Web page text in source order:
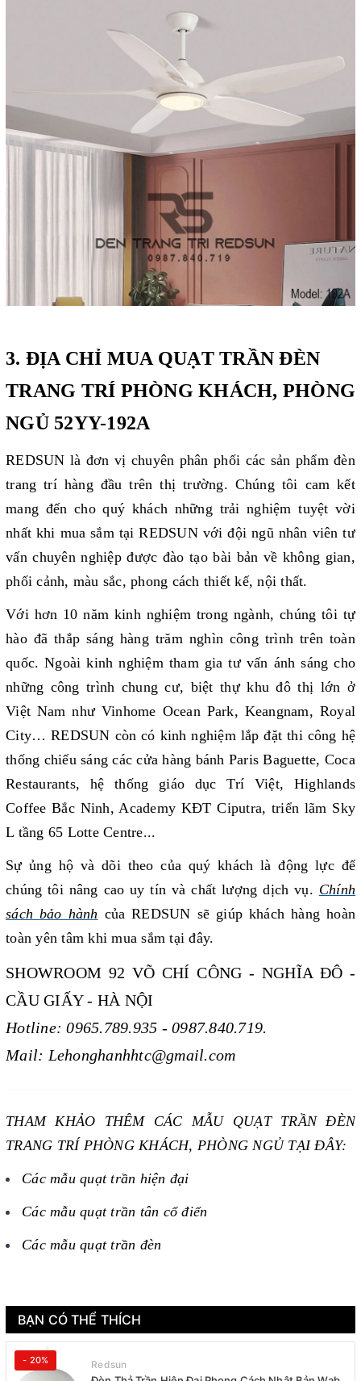
3. ĐỊA CHỈ MUA QUẠT TRẦN ĐÈN
TRANG TRÍ PHÒNG KHÁCH, PHÒNG
NGỦ 52YY-192A
REDSUN là đơn vị chuyên phân phối các sản phẩm đèn
trang trí hàng đầu trên thị trường. Chúng tôi cam kết
mang đến cho quý khách những trải nghiệm tuyệt vời
nhất khi mua sắm tại REDSUN với đội ngũ nhân viên tư
vấn chuyên nghiệp được đào tạo bài bản về không gian,
phối cảnh, màu sắc, phong cách thiết kế, nội thất.
Với hơn 10 năm kinh nghiệm trong ngành, chúng tôi tự
hào đã thắp sáng hàng trăm nghìn công trình trên toàn
quốc. Ngoài kinh nghiệm tham gia tư vấn ánh sáng cho
những công trình chung cư, biệt thự khu đô thị lớn ở
Việt Nam như Vinhome Ocean Park, Keangnam, Royal
City… REDSUN còn có kinh nghiệm lắp đặt thi công hệ
thống chiếu sáng các cửa hàng bánh Paris Baguette, Coca
Restaurants, hệ thống giáo dục Trí Việt, Highlands
Coffee Bắc Ninh, Academy KĐT Ciputra, triển lãm Sky
L tầng 65 Lotte Centre...
Sự ủng hộ và dõi theo của quý khách là động lực để
chúng tôi nâng cao uy tín và chất lượng dịch vụ. Chính
sách bảo hành của REDSUN sẽ giúp khách hàng hoàn
toàn yên tâm khi mua sắm tại đây.
SHOWROOM 92 VÕ CHÍ CÔNG - NGHĨA ĐÔ -
CẦU GIẤY - HÀ NỘI
Hotline: 0965.789.935 - 0987.840.719.
Mail: Lehonghanhhtc@gmail.com
THAM KHẢO THÊM CÁC MẪU QUẠT TRẦN ĐÈN
TRANG TRÍ PHÒNG KHÁCH, PHÒNG NGỦ TẠI ĐÂY:
Các mẫu quạt trần hiện đại
Các mẫu quạt trần tân cổ điển
Các mẫu quạt trần đèn
BẠN CÓ THỂ THÍCH
- 20% Redsun